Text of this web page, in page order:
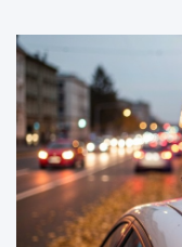
g
e
c
i
e
s
u
s
k
m